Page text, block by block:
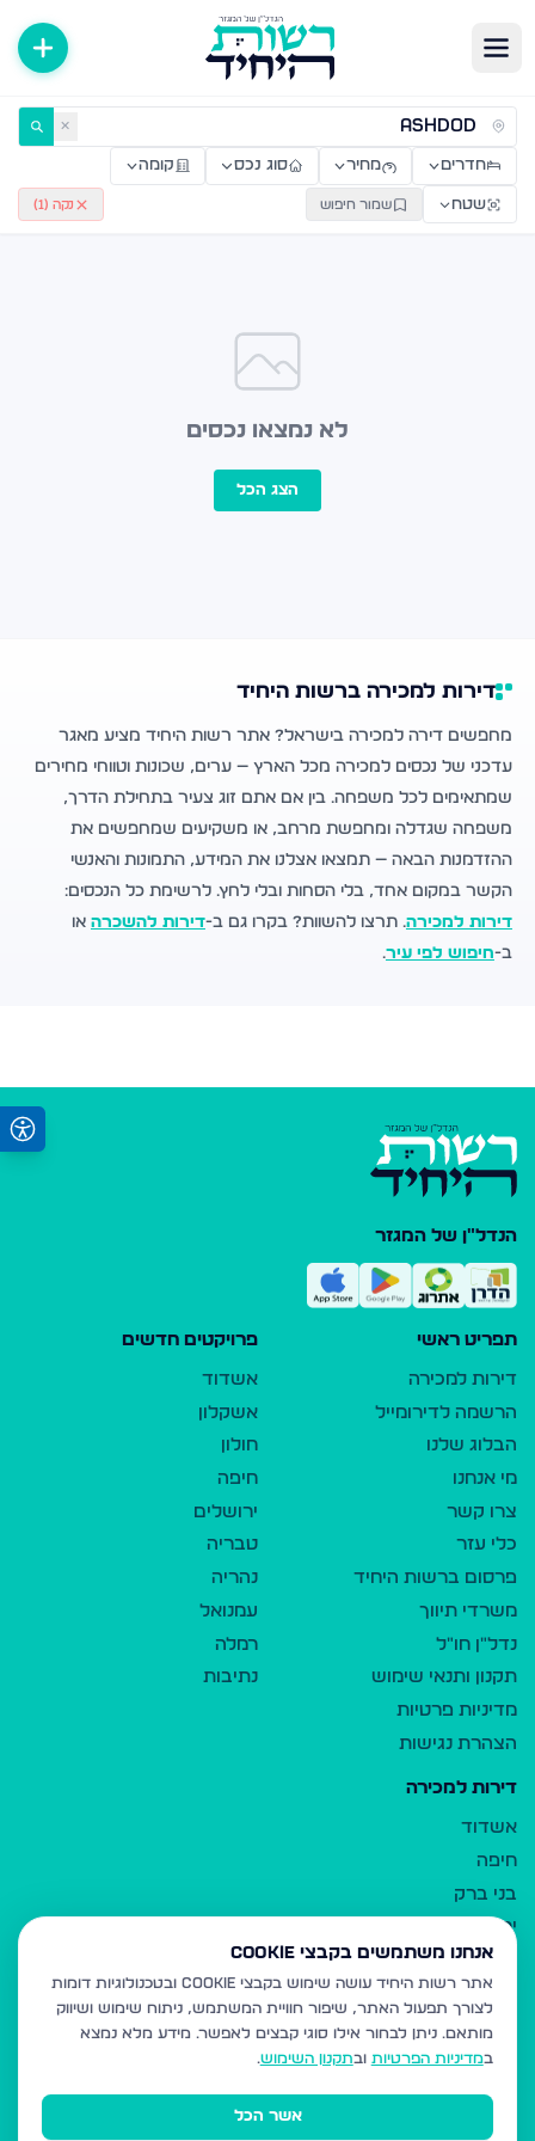
דירות למכירה ולהשכרה — רשות היחיד ✕
חדרים מחיר סוג נכס קומה
שטח שמור חיפוש נקה ( 1
)
לא נמצאו נכסים
הצג הכל
דירות למכירה ברשות היחיד
מחפשים דירה למכירה בישראל? אתר רשות היחיד מציע מאגר
עדכני של נכסים למכירה מכל הארץ — ערים, שכונות וטווחי מחירים
שמתאימים לכל משפחה. בין אם אתם זוג צעיר בתחילת הדרך,
משפחה שגדלה ומחפשת מרחב, או משקיעים שמחפשים את
ההזדמנות הבאה — תמצאו אצלנו את המידע, התמונות והאנשי
הקשר במקום אחד, בלי הסחות ובלי לחץ. לרשימת כל הנכסים:
דירות למכירה. תרצו להשוות? בקרו גם ב-דירות להשכרה או
ב-חיפוש לפי עיר.
הנדל"ן של המגזר
תפריט ראשי
דירות למכירה
הרשמה לדירומייל
הבלוג שלנו
מי אנחנו
צרו קשר
כלי עזר
פרסום ברשות היחיד
משרדי תיווך
נדל"ן חו"ל
תקנון ותנאי שימוש
מדיניות פרטיות
הצהרת נגישות
פרויקטים חדשים
אשדוד
אשקלון
חולון
חיפה
ירושלים
טבריה
נהריה
עמנואל
רמלה
נתיבות
דירות למכירה
אשדוד
חיפה
בני ברק
ירושלים
אלעד
גבעת זאב
בית שמש
רכסים
מודיעין עילית
אנחנו משתמשים בקבצי Cookie
אתר רשות היחיד עושה שימוש בקבצי Cookie ובטכנולוגיות דומות
לצורך תפעול האתר, שיפור חוויית המשתמש, ניתוח שימוש ושיווק
מותאם. ניתן לבחור אילו סוגי קבצים לאפשר. מידע מלא נמצא
במדיניות הפרטיות ובתקנון השימוש.
אשר הכל